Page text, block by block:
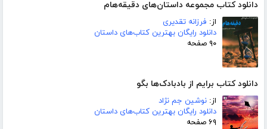
دانلود کتاب مجموعه داستان‌های دقیقه‌هام
از: فرزانه تقدیری
دانلود رایگان بهترین کتاب‌های داستان
۹۰ صفحه
دانلود کتاب برایم از بادبادک‌ها بگو
از: نوشین جم نژاد
دانلود رایگان بهترین کتاب‌های داستان
۶۹ صفحه